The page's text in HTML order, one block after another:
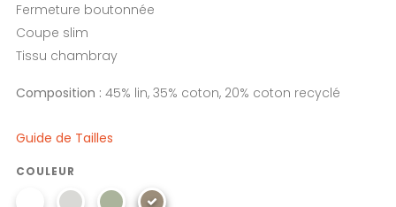
Fermeture boutonnée
Coupe slim
Tissu chambray
Composition : 45% lin, 35% coton, 20% coton recyclé
Guide de Tailles
COULEUR